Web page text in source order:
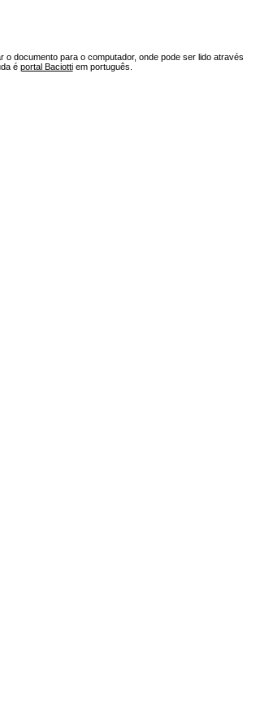
o documento para o computador, onde pode ser lido através
é portal Baciottiem português.